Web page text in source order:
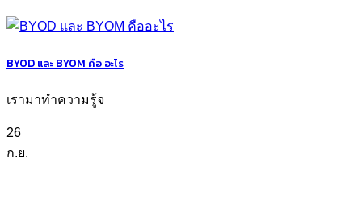
BYOD และ BYOM คือ อะไร
เรามาทำความรู้จ
26
ก.ย.